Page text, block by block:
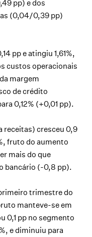
pp) e dos
(0,04/0,39 pp)
pp e atingiu 1,61%,
custos operacionais
margem
de crédito
0,12% (+0,01 pp).
receitas) cresceu 0,9
fruto do aumento
mais do que
bancário (-0,8 pp).
trimestre do
manteve-se em
0,1 pp no segmento
e diminuiu para